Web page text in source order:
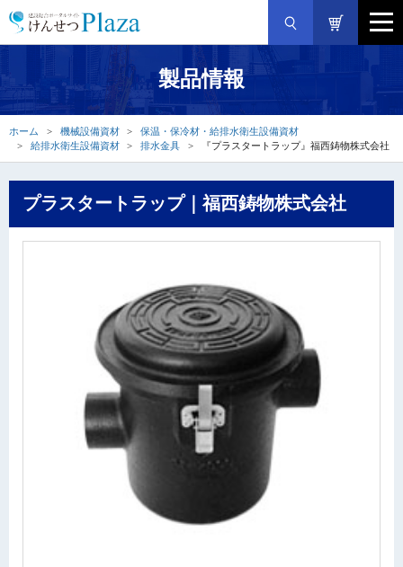
製品情報
ホーム 機械設備資材
保温・保冷材・給排水衛生設備資材
給排水衛生設備資材
排水金具 『プラスタートラップ』福西鋳物株式会社
プラスタートラップ｜福西鋳物株式会社